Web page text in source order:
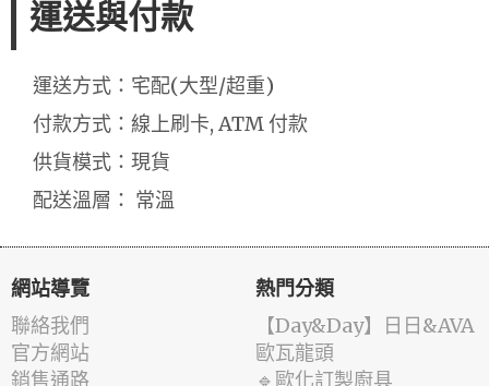
運送與付款
運送方式：宅配(大型/超重)
付款方式：線上刷卡, ATM 付款
供貨模式：現貨
配送溫層： 常溫
網站導覽
聯絡我們
官方網站
銷售通路
熱門分類
️【Day&Day】️日日&AVA
歐瓦龍頭
🔹歐化訂製廚具